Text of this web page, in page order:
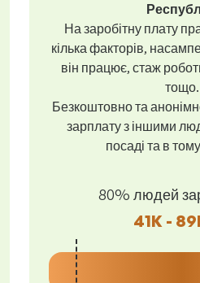
На заробітну плату
кілька факторів,
він працює, стаж
тощо.
Безкоштовно та
зарплату з іншими
посаді та в
80% людей
41K -